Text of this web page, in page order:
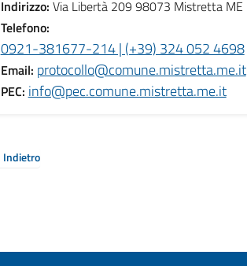
Indirizzo: Via Libertà 209 98073 Mistretta ME
Telefono:
0921-381677-214 | (+39) 324 052 4698
Email: protocollo@comune.mistretta.me.it
PEC: info@pec.comune.mistretta.me.it
Indietro